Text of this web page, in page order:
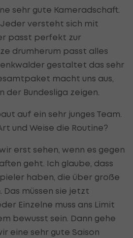
sehr gute Kameradschaft.
versteht sich mit
passt perfekt zur
drumherum passt alles
gestaltet das sehr
macht uns aus,
der Bundesliga zeigen.
auf ein sehr junges Team.
und Weise die Routine?
erst sehen, wenn es gegen
geht. Ich glaube, dass
haben, die über große
Das müssen sie jetzt
Einzelne muss ans Limit
bewusst sein. Dann gehe
eine sehr gute Saison